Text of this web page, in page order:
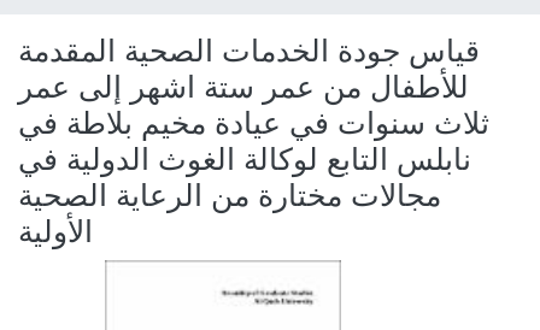
قياس جودة الخدمات الصحية المقدمة
للأطفال من عمر ستة اشهر إلى عمر
ثلاث سنوات في عيادة مخيم بلاطة في
نابلس التابع لوكالة الغوث الدولية في
مجالات مختارة من الرعاية الصحية
الأولية